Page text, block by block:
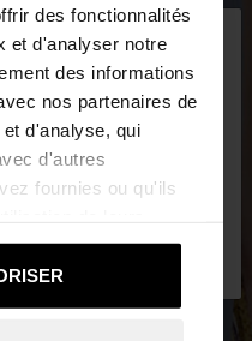
des fonctionnalités
et d'analyser notre
des informations
nos partenaires de
d'analyse, qui
d'autres
fournies ou qu'ils
×
Suisse. Voulez-vous
States?